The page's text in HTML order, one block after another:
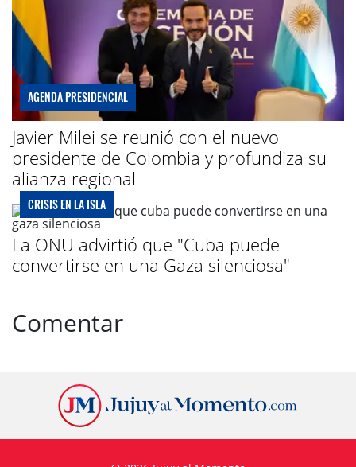
AGENDA PRESIDENCIAL
Javier Milei se reunió con el nuevo
presidente de Colombia y profundiza su
alianza regional
CRISIS EN LA ISLA
La ONU advirtió que "Cuba puede
convertirse en una Gaza silenciosa"
Comentar